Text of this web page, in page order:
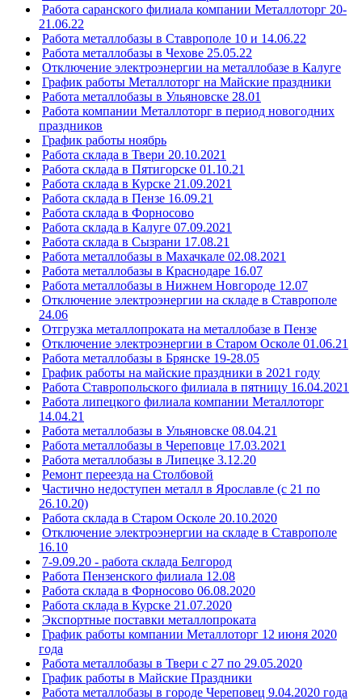
Работа саранского филиала компании Металлоторг 20-
21.06.22
Работа металлобазы в Ставрополе 10 и 14.06.22
Работа металлобазы в Чехове 25.05.22
Отключение электроэнергии на металлобазе в Калуге
График работы Металлоторг на Майские праздники
Работа металлобазы в Ульяновске 28.01
Работа компании Металлоторг в период новогодних
праздников
График работы ноябрь
Работа склада в Твери 20.10.2021
Работа склада в Пятигорске 01.10.21
Работа склада в Курске 21.09.2021
Работа склада в Пензе 16.09.21
Работа склада в Форносово
Работа склада в Калуге 07.09.2021
Работа склада в Сызрани 17.08.21
Работа металлобазы в Махачкале 02.08.2021
Работа металлобазы в Краснодаре 16.07
Работа металлобазы в Нижнем Новгороде 12.07
Отключение электроэнергии на складе в Ставрополе
24.06
Отгрузка металлопроката на металлобазе в Пензе
Отключение электроэнергии в Старом Осколе 01.06.21
Работа металлобазы в Брянске 19-28.05
График работы на майские праздники в 2021 году
Работа Ставропольского филиала в пятницу 16.04.2021
Работа липецкого филиала компании Металлоторг
14.04.21
Работа металлобазы в Ульяновске 08.04.21
Работа металлобазы в Череповце 17.03.2021
Работа металлобазы в Липецке 3.12.20
Ремонт переезда на Столбовой
Частично недоступен металл в Ярославле (с 21 по
26.10.20)
Работа склада в Старом Осколе 20.10.2020
Отключение электроэнергии на складе в Ставрополе
16.10
7-9.09.20 - работа склада Белгород
Работа Пензенского филиала 12.08
Работа склада в Форносово 06.08.2020
Работа склада в Курске 21.07.2020
Экспортные поставки металлопроката
График работы компании Металлоторг 12 июня 2020
года
Работа металлобазы в Твери с 27 по 29.05.2020
График работы в Майские Праздники
Работа металлобазы в городе Череповец 9.04.2020 года